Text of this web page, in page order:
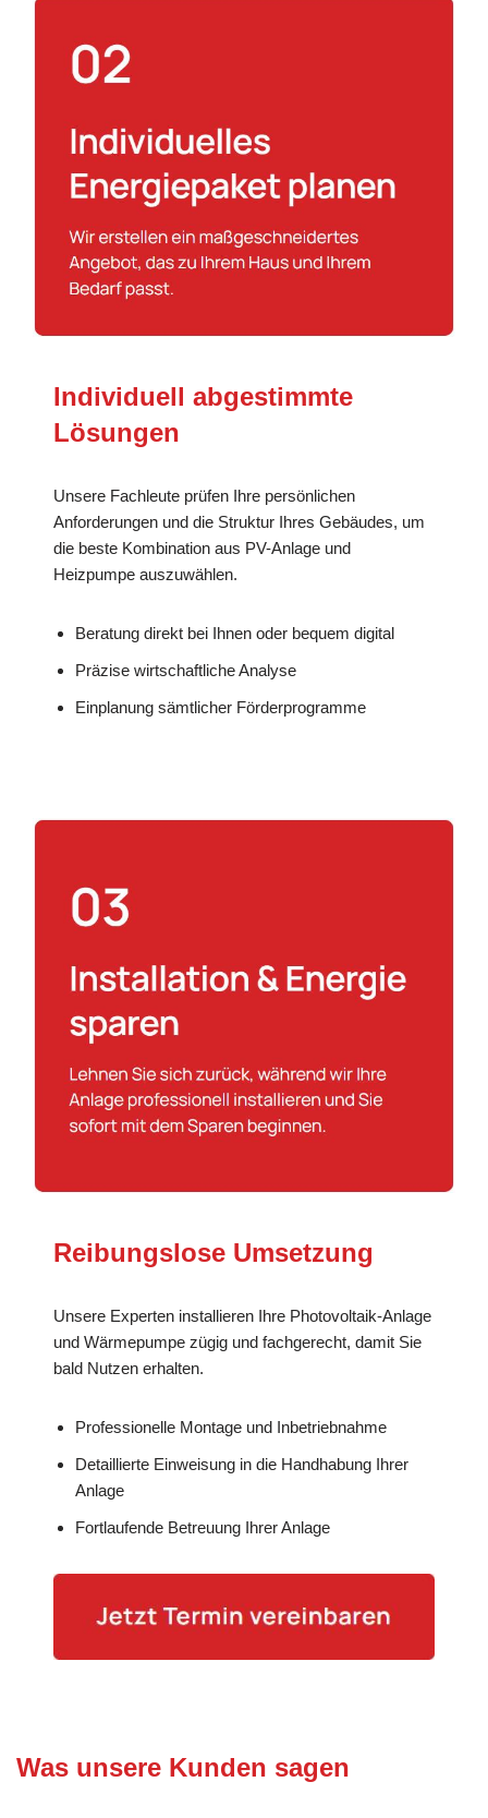
Individuell abgestimmte
Lösungen
Unsere Fachleute prüfen Ihre persönlichen
Anforderungen und die Struktur Ihres Gebäudes, um
die beste Kombination aus PV-Anlage und
Heizpumpe auszuwählen.
Beratung direkt bei Ihnen oder bequem digital
Präzise wirtschaftliche Analyse
Einplanung sämtlicher Förderprogramme
Reibungslose Umsetzung
Unsere Experten installieren Ihre Photovoltaik-Anlage
und Wärmepumpe zügig und fachgerecht, damit Sie
bald Nutzen erhalten.
Professionelle Montage und Inbetriebnahme
Detaillierte Einweisung in die Handhabung Ihrer
Anlage
Fortlaufende Betreuung Ihrer Anlage
Was unsere Kunden sagen